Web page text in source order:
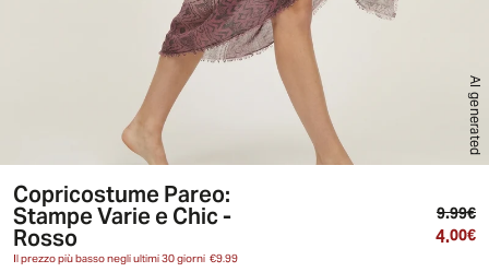
AI generated
Copricostume Pareo:
Stampe Varie e Chic -
Rosso
Il prezzo più basso negli ultimi 30 giorni€9.99
9.99€
4.00€